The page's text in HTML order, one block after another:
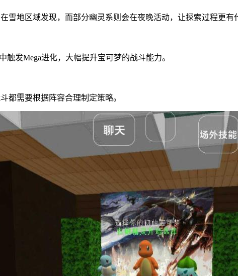
雪地区域发现，而部分幽灵系则会在夜晚活动，让探索过程更有
发Mega进化，大幅提升宝可梦的战斗能力。
都需要根据阵容合理制定策略。